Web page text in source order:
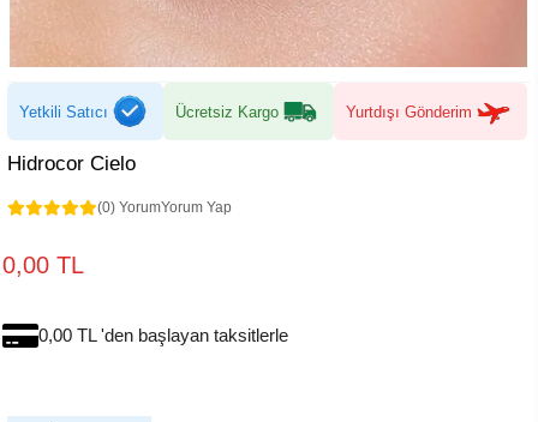
Yetkili Satıcı Ücretsiz Kargo Yurtdışı Gönderim
Hidrocor Cielo
(0) YorumYorum Yap
0,00 TL
0,00 TL 'den başlayan taksitlerle